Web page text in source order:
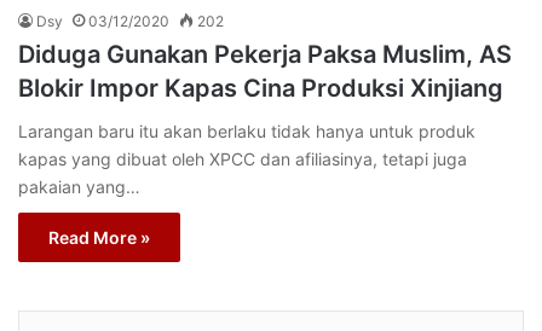
Dsy 03/12/2020 202
Diduga Gunakan Pekerja Paksa Muslim, AS
Blokir Impor Kapas Cina Produksi Xinjiang
Larangan baru itu akan berlaku tidak hanya untuk produk
kapas yang dibuat oleh XPCC dan afiliasinya, tetapi juga
pakaian yang…
Read More »